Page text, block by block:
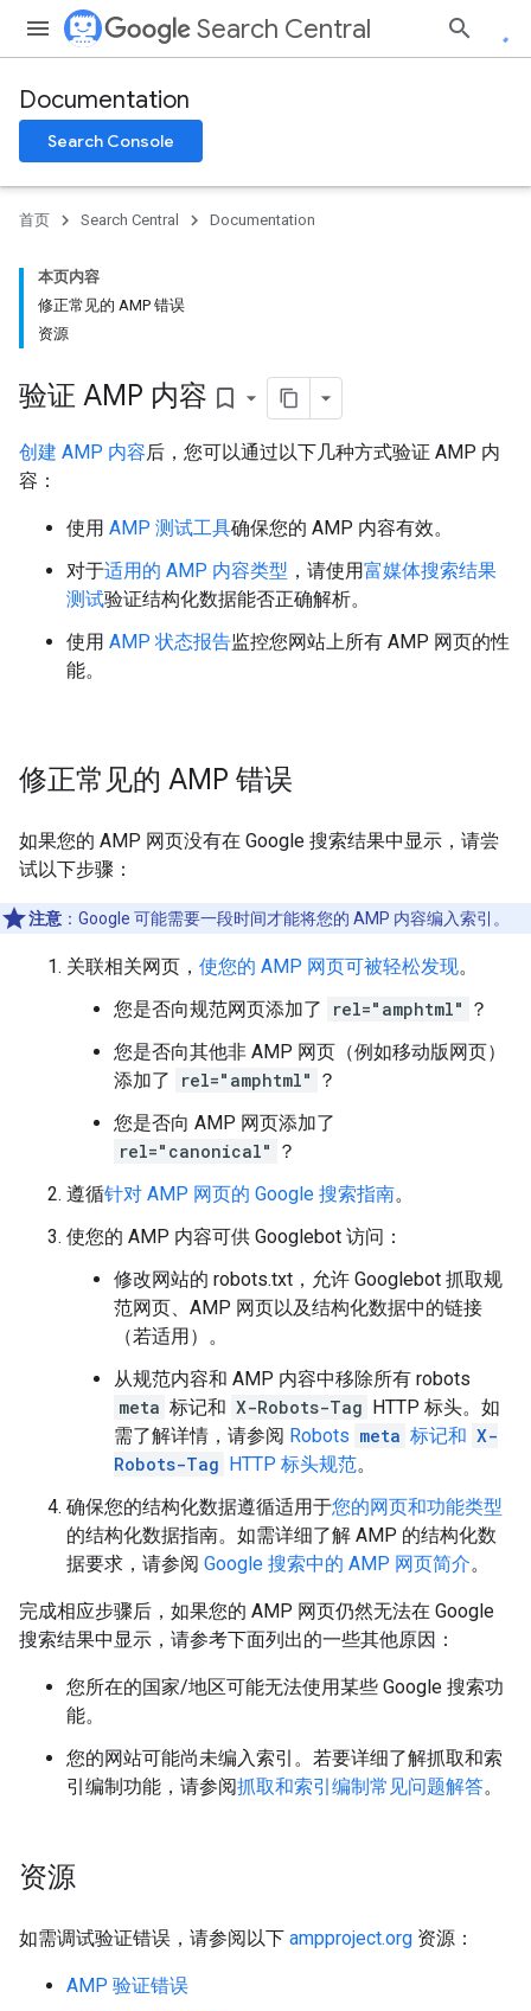
Search Central
Documentation
Search Console
首页 Search Central Documentation
本页内容
修正常见的 AMP 错误
资源
验证 AMP 内容 bookmark_border
创建 AMP 内容后，您可以通过以下几种方式验证 AMP 内
容：
使用 AMP 测试工具确保您的 AMP 内容有效。
对于适用的 AMP 内容类型 ，请使用富媒体搜索结果
测试验证结构化数据能否正确解析。
使用 AMP 状态报告监控您网站上所有 AMP 网页的性
能。
修正常见的 AMP 错误
如果您的 AMP 网页没有在 Google 搜索结果中显示，请尝
试以下步骤：
注意 ：Google 可能需要一段时间才能将您的 AMP 内容编入索引。
关联相关网页， 使您的 AMP 网页可被轻松发现。
您是否向规范网页添加了
rel="amphtml" ？
您是否向其他非 AMP 网页（例如移动版网页）
添加了
rel="amphtml" ？
您是否向 AMP 网页添加了
rel="canonical" ？
遵循针对 AMP 网页的 Google 搜索指南。
使您的 AMP 内容可供 Googlebot 访问：
修改网站的 robots.txt，允许 Googlebot 抓取规
范网页、AMP 网页以及结构化数据中的链接
（若适用）。
从规范内容和 AMP 内容中移除所有 robots
meta 标记和 X-Robots-Tag HTTP 标头。如
需了解详情，请参阅 Robots meta 标记和 X-
Robots-Tag HTTP 标头规范。
确保您的结构化数据遵循适用于您的网页和功能类型
的结构化数据指南。如需详细了解 AMP 的结构化数
据要求，请参阅 Google 搜索中的 AMP 网页简介。
完成相应步骤后，如果您的 AMP 网页仍然无法在 Google
搜索结果中显示，请参考下面列出的一些其他原因：
您所在的国家/地区可能无法使用某些 Google 搜索功
能。
您的网站可能尚未编入索引。若要详细了解抓取和索
引编制功能，请参阅抓取和索引编制常见问题解答。
资源
如需调试验证错误，请参阅以下 ampproject.org 资源：
AMP 验证错误